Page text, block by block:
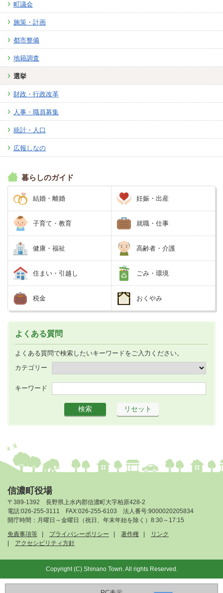
町議会
施策・計画
都市整備
地籍調査
選挙
財政・行政改革
人事・職員募集
統計・人口
広報しなの
暮らしのガイド
結婚・離婚 妊娠・出産
子育て・教育 就職・仕事
健康・福祉 高齢者・介護
住まい・引越し ごみ・環境
税金 おくやみ
よくある質問
よくある質問で検索したいキーワードをご入力ください。
カテゴリー
キーワード
信濃町役場
〒389-1392 長野県上水内郡信濃町大字柏原428-2
電話:026-255-3111 FAX:026-255-6103 法人番号:9000020205834
開庁時間：月曜日～金曜日（祝日、年末年始を除く）8:30～17:15
免責事項等
プライバシーポリシー 著作権
リンク
アクセシビリティ方針
Copyright (C) Shinano Town. All rights Reserved.